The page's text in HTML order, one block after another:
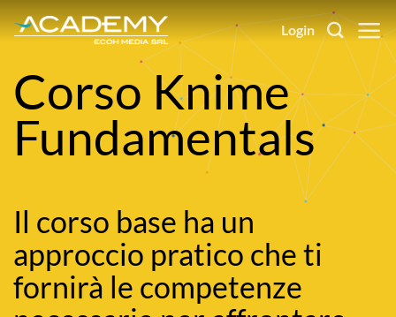
Salta
Login
Corso Knime
Fundamentals
Il corso base ha un
approccio pratico che ti
fornirà le competenze